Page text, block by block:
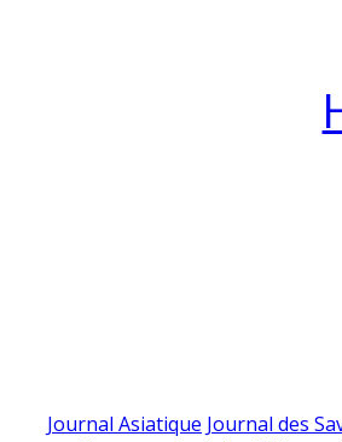
Journal Asiatique Journal des